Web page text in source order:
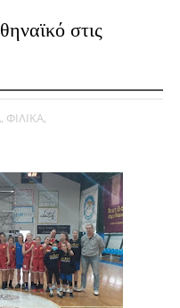
στις
ΦΙΛΙΚΑ,